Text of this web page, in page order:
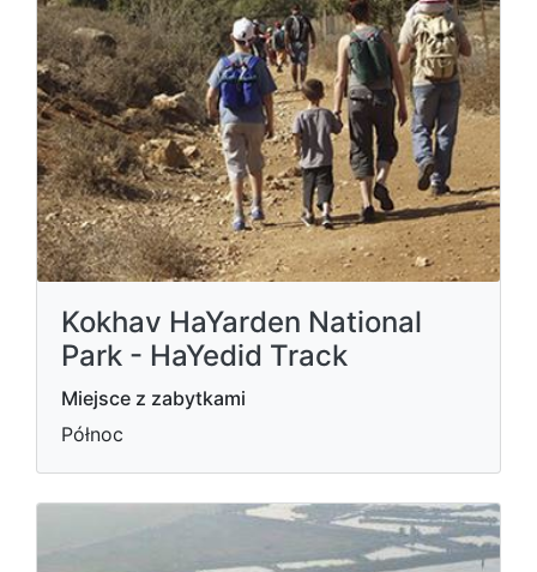
Kokhav HaYarden National
Park - HaYedid Track
Miejsce z zabytkami
Północ